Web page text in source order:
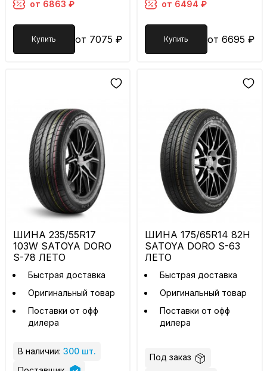
от 6863 ₽
Купить от 7075 ₽
от 6494 ₽
Купить от 6695 ₽
ШИНА 235/55R17
103W SATOYA DORO
S-78 ЛЕТО
Быстрая доставка
Оригинальный товар
Поставки от офф
дилера
В наличии: 300 шт.
ШИНА 175/65R14 82H
SATOYA DORO S-63
ЛЕТО
Быстрая доставка
Оригинальный товар
Поставки от офф
дилера
Под заказ